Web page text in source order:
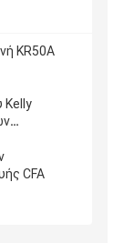
KR50A
Kelly
CFA